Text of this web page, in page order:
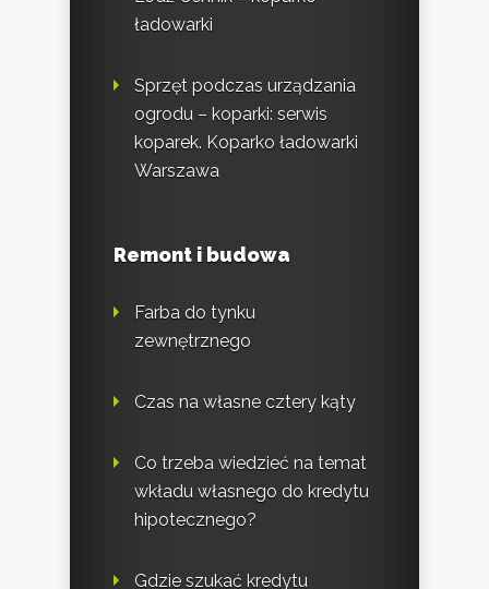
ładowarki
Sprzęt podczas urządzania
ogrodu – koparki: serwis
koparek. Koparko ładowarki
Warszawa
Remont i budowa
Farba do tynku
zewnętrznego
Czas na własne cztery kąty
Co trzeba wiedzieć na temat
wkładu własnego do kredytu
hipotecznego?
Gdzie szukać kredytu